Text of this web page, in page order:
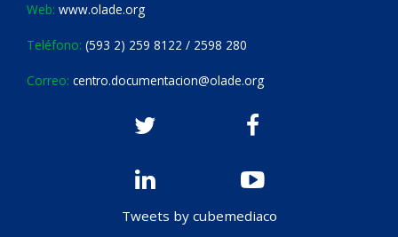
Web: www.olade.org
Teléfono: (593 2) 259 8122 / 2598 280
Correo: centro.documentacion@olade.org
Tweets by cubemediaco